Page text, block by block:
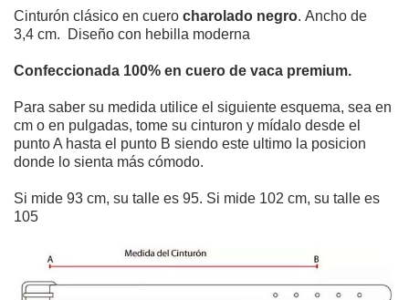
Cinturón clásico en cuero charolado negro. Ancho de
3,4 cm. Diseño con hebilla moderna
Confeccionada 100% en cuero de vaca premium.
Para saber su medida utilice el siguiente esquema, sea en
cm o en pulgadas, tome su cinturon y mídalo desde el
punto A hasta el punto B siendo este ultimo la posicion
donde lo sienta más cómodo.
Si mide 93 cm, su talle es 95. Si mide 102 cm, su talle es
105